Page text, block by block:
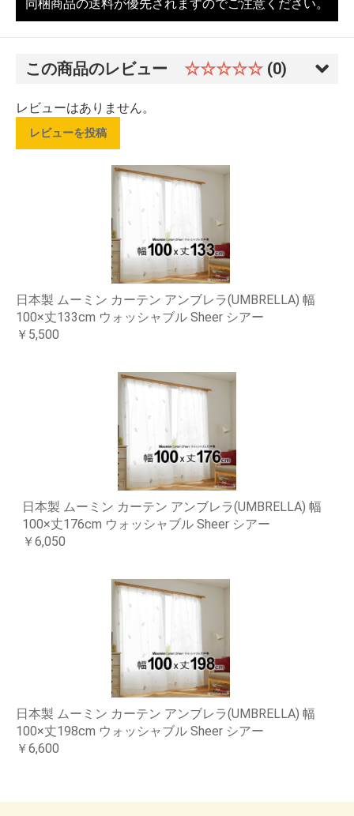
同梱商品の送料が優先されますのでご注意ください。
この商品のレビュー ☆☆☆☆☆ (0)
レビューはありません。
レビューを投稿
日本製 ムーミン カーテン アンブレラ(UMBRELLA) 幅
100×丈133cm ウォッシャブル Sheer シアー
￥5,500
日本製 ムーミン カーテン アンブレラ(UMBRELLA) 幅
100×丈176cm ウォッシャブル Sheer シアー
￥6,050
日本製 ムーミン カーテン アンブレラ(UMBRELLA) 幅
100×丈198cm ウォッシャブル Sheer シアー
￥6,600